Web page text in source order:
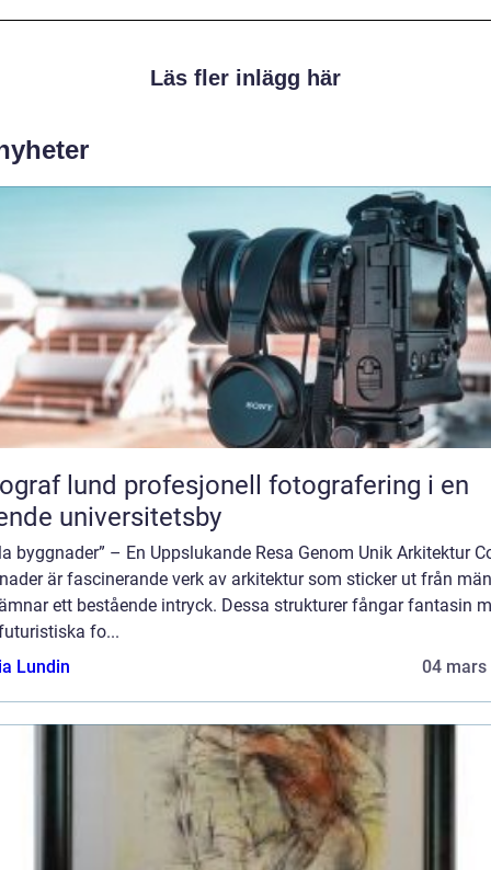
Läs fler inlägg här
profesjonell fotografering i en
universitetsby
byggnader” – En Uppslukande Resa Genom Unik Arkitektur
är fascinerande verk av arkitektur som sticker ut från
ett bestående intryck. Dessa strukturer fångar fantasin
fo...
Lundin
04 mars